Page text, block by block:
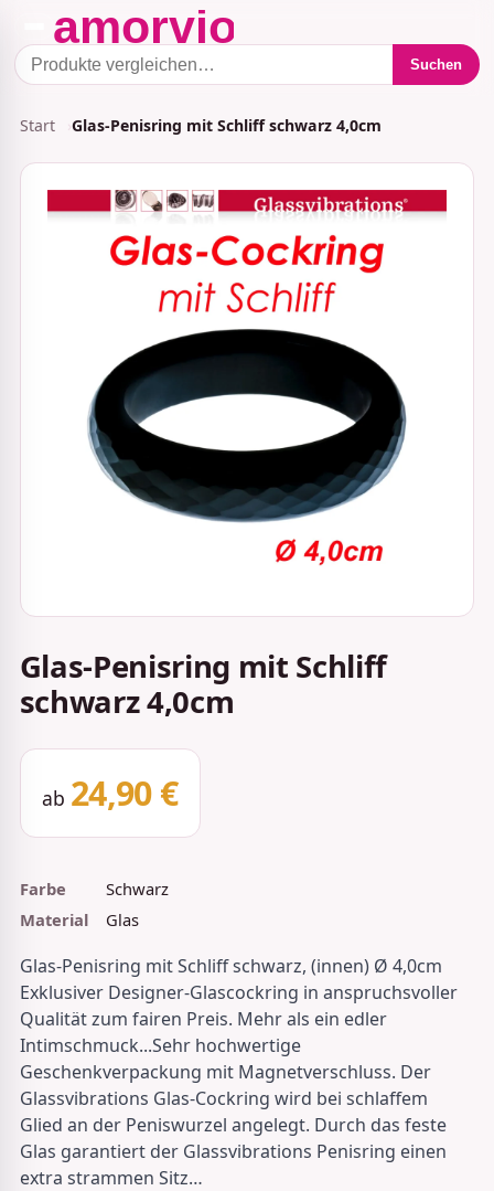
Suchen
Start Glas-Penisring mit Schliff schwarz 4,0cm
Glas-Penisring mit Schliff
schwarz 4,0cm
ab 24,90 €
Farbe
Schwarz
Material
Glas
Glas-Penisring mit Schliff schwarz, (innen) Ø 4,0cm
Exklusiver Designer-Glascockring in anspruchsvoller
Qualität zum fairen Preis. Mehr als ein edler
Intimschmuck...Sehr hochwertige
Geschenkverpackung mit Magnetverschluss. Der
Glassvibrations Glas-Cockring wird bei schlaffem
Glied an der Peniswurzel angelegt. Durch das feste
Glas garantiert der Glassvibrations Penisring einen
extra strammen Sitz…